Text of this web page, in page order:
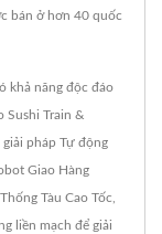
bán ở hơn 40 quốc
khả năng độc đáo
Sushi Train &
pháp Tự động
Giao Hàng
Tàu Cao Tốc,
liền mạch để giải